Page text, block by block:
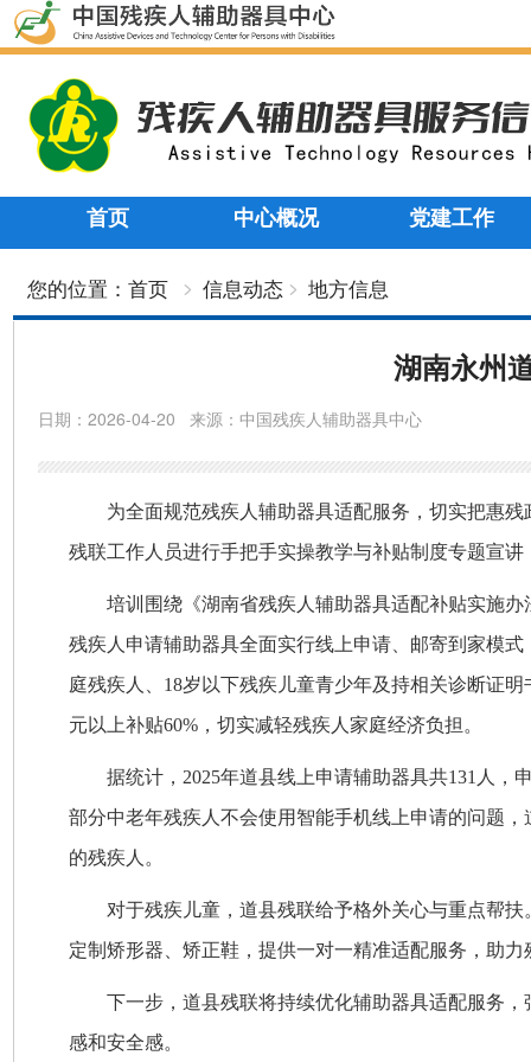
首页 中心概况 党建工作
您的位置： 首页 信息动态 地方信息
湖南永州
日期： 2026-04-20 来源： 中国残疾人辅助器具中心
为全面规范残疾人辅助器具适配服务，切实把惠
残联工作人员进行手把手实操教学与补贴制度专题宣
培训围绕《湖南省残疾人辅助器具适配补贴实施
残疾人申请辅助器具全面实行线上申请、邮寄到家模
庭残疾人、18岁以下残疾儿童青少年及持相关诊断证
元以上补贴60%，切实减轻残疾人家庭经济负担。
据统计，2025年道县线上申请辅助器具共131人
部分中老年残疾人不会使用智能手机线上申请的问题
的残疾人。
对于残疾儿童，道县残联给予格外关心与重点帮
定制矫形器、矫正鞋，提供一对一精准适配服务，助
下一步，道县残联将持续优化辅助器具适配服务
感和安全感。